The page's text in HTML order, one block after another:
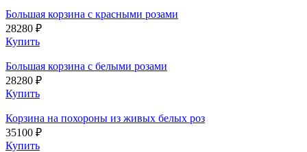
Большая корзина с красными розами
28280 ₽
Купить
Большая корзина с белыми розами
28280 ₽
Купить
Корзина на похороны из живых белых роз
35100 ₽
Купить